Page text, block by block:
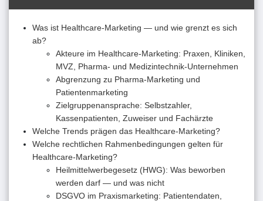
Was ist Healthcare-Marketing — und wie grenzt es sich
ab?
Akteure im Healthcare-Marketing: Praxen, Kliniken,
MVZ, Pharma- und Medizintechnik-Unternehmen
Abgrenzung zu Pharma-Marketing und
Patientenmarketing
Zielgruppenansprache: Selbstzahler,
Kassenpatienten, Zuweiser und Fachärzte
Welche Trends prägen das Healthcare-Marketing?
Welche rechtlichen Rahmenbedingungen gelten für
Healthcare-Marketing?
Heilmittelwerbegesetz (HWG): Was beworben
werden darf — und was nicht
DSGVO im Praxismarketing: Patientendaten,